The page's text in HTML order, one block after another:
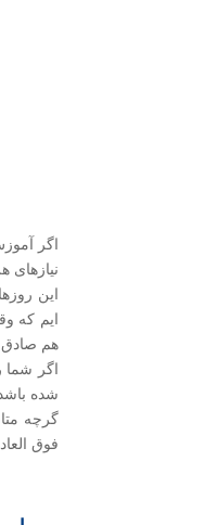
اگر
این
ایم که
هم
اگر شما
شده
گرچه
فوق